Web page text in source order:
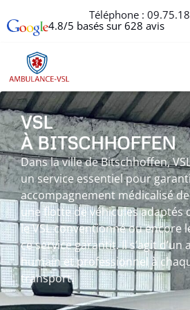
Téléphone :
4.8/5 basés sur 628 avis
VSL
À BITSCHHOFFEN
Dans la ville de Bitschhoffen,
un service essentiel pour
accompagnement médicalisé
une flotte de véhicules adaptés
le VSL conventionné ou encore
ce service garantit. Il s’agit
humain et professionnel à
transport.